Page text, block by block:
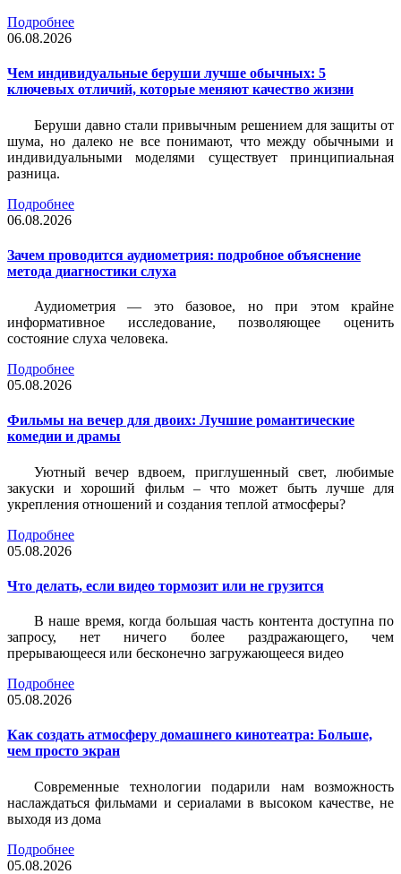
Подробнее
06.08.2026
Чем индивидуальные беруши лучше обычных: 5
ключевых отличий, которые меняют качество жизни
Беруши давно стали привычным решением для защиты от
шума, но далеко не все понимают, что между обычными и
индивидуальными моделями существует принципиальная
разница.
Подробнее
06.08.2026
Зачем проводится аудиометрия: подробное объяснение
метода диагностики слуха
Аудиометрия — это базовое, но при этом крайне
информативное исследование, позволяющее оценить
состояние слуха человека.
Подробнее
05.08.2026
Фильмы на вечер для двоих: Лучшие романтические
комедии и драмы
Уютный вечер вдвоем, приглушенный свет, любимые
закуски и хороший фильм – что может быть лучше для
укрепления отношений и создания теплой атмосферы?
Подробнее
05.08.2026
Что делать, если видео тормозит или не грузится
В наше время, когда большая часть контента доступна по
запросу, нет ничего более раздражающего, чем
прерывающееся или бесконечно загружающееся видео
Подробнее
05.08.2026
Как создать атмосферу домашнего кинотеатра: Больше,
чем просто экран
Современные технологии подарили нам возможность
наслаждаться фильмами и сериалами в высоком качестве, не
выходя из дома
Подробнее
05.08.2026